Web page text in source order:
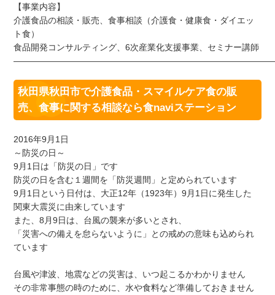
【事業内容】
介護食品の相談・販売、食事相談（介護食・健康食・ダイエッ
ト食）
食品開発コンサルティング、6次産業化支援事業、セミナー講師
秋田県秋田市で介護食品・スマイルケア食の販
売、食事に関する相談なら食naviステーション
2016年9月1日
～防災の日～
9月1日は「防災の日」です
防災の日を含む１週間を「防災週間」と定められています
9月1日という日付は、大正12年（1923年）9月1日に発生した
関東大震災に由来しています
また、8月9日は、台風の襲来が多いとされ、
「災害への備えを怠らないように」との戒めの意味も込められ
ています
台風や津波、地震などの災害は、いつ起こるかわかりません
その非常事態の時のために、水や食料など準備しておきません